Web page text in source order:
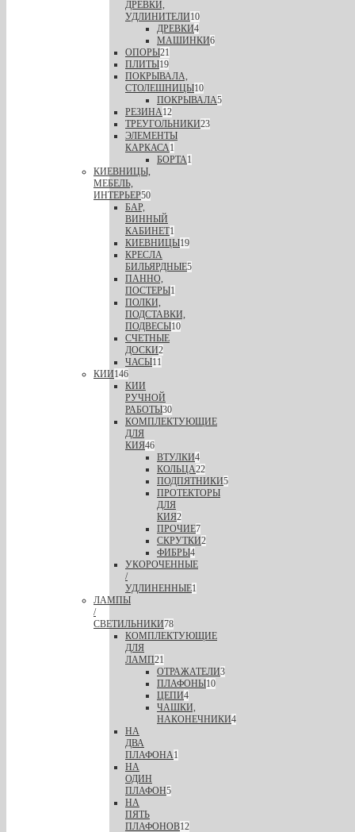
ДРЕВКИ,
УДЛИНИТЕЛИ10
ДРЕВКИ4
МАШИНКИ6
ОПОРЫ21
ПЛИТЫ19
ПОКРЫВАЛА,
СТОЛЕШНИЦЫ10
ПОКРЫВАЛА5
РЕЗИНА12
ТРЕУГОЛЬНИКИ23
ЭЛЕМЕНТЫ
КАРКАСА1
БОРТА1
КИЕВНИЦЫ,
МЕБЕЛЬ,
ИНТЕРЬЕР50
БАР,
ВИННЫЙ
КАБИНЕТ1
КИЕВНИЦЫ19
КРЕСЛА
БИЛЬЯРДНЫЕ5
ПАННО,
ПОСТЕРЫ1
ПОЛКИ,
ПОДСТАВКИ,
ПОДВЕСЫ10
СЧЕТНЫЕ
ДОСКИ2
ЧАСЫ11
КИИ146
КИИ
РУЧНОЙ
РАБОТЫ30
КОМПЛЕКТУЮЩИЕ
ДЛЯ
КИЯ46
ВТУЛКИ4
КОЛЬЦА22
ПОДПЯТНИКИ5
ПРОТЕКТОРЫ
ДЛЯ
КИЯ2
ПРОЧИЕ7
СКРУТКИ2
ФИБРЫ4
УКОРОЧЕННЫЕ
/
УДЛИНЕННЫЕ1
ЛАМПЫ
/
СВЕТИЛЬНИКИ78
КОМПЛЕКТУЮЩИЕ
ДЛЯ
ЛАМП21
ОТРАЖАТЕЛИ3
ПЛАФОНЫ10
ЦЕПИ4
ЧАШКИ,
НАКОНЕЧНИКИ4
НА
ДВА
ПЛАФОНА1
НА
ОДИН
ПЛАФОН5
НА
ПЯТЬ
ПЛАФОНОВ12